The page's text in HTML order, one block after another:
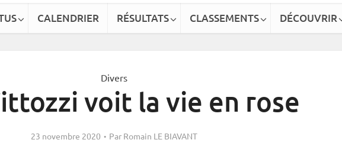
CALENDRIER RÉSULTATS CLASSEMENTS DÉCOUVRIR
Divers
voit la vie en rose
23 novembre 2020 Par Romain LE BIAVANT